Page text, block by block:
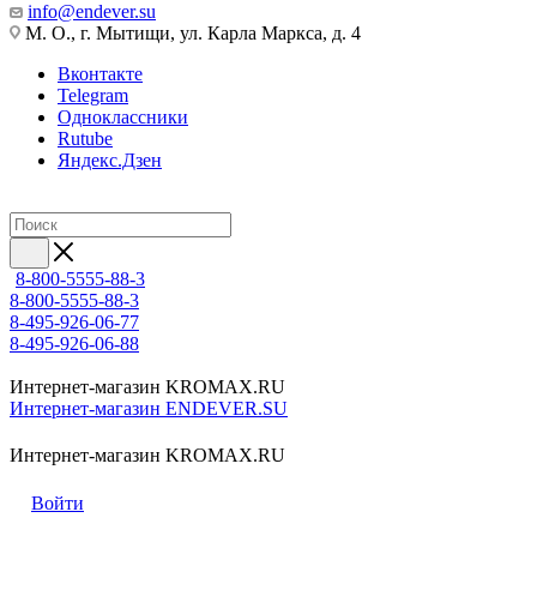
info@endever.su
М. О., г. Мытищи, ул. Карла Маркса, д. 4
Вконтакте
Telegram
Одноклассники
Rutube
Яндекс.Дзен
8-800-5555-88-3
8-800-5555-88-3
8-495-926-06-77
8-495-926-06-88
Интернет-магазин KROMAX.RU
Интернет-магазин ENDEVER.SU
Интернет-магазин KROMAX.RU
Войти